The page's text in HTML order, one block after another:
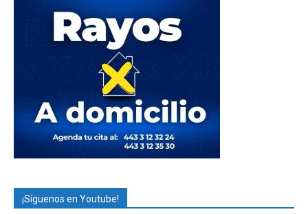
¡Síguenos en Youtube!